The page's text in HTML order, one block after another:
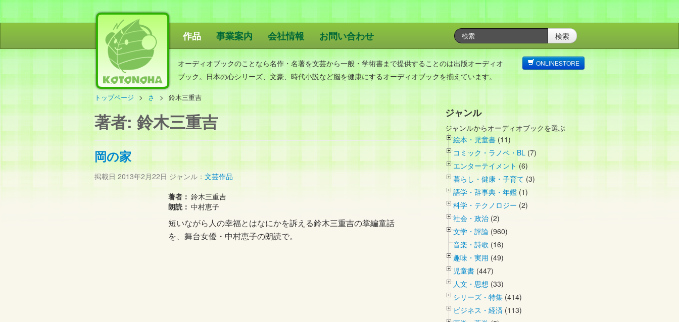
ことのは出版
作品 事業案内 会社情報 お問い合わせ 検索
オーディオブックのことなら名作・名著を文芸から一般・学術書まで提供することのは出版オーディオ
ブック。日本の心シリーズ、文豪、時代小説など脳を健康にするオーディオブックを揃えています。
ONLINESTORE
トップページ さ 鈴木三重吉
著者: 鈴木三重吉
岡の家
掲載日 2013年2月22日 ジャンル： 文芸作品
著者： 鈴木三重吉
朗読： 中村恵子
短いながら人の幸福とはなにかを訴える鈴木三重吉の掌編童話
を、舞台女優・中村恵子の朗読で。
ジャンル
ジャンルからオーディオブックを選ぶ
絵本・児童書 (11)
コミック・ラノベ・BL (7)
エンターテイメント (6)
暮らし・健康・子育て (3)
語学・辞事典・年鑑 (1)
科学・テクノロジー (2)
社会・政治 (2)
文学・評論 (960)
音楽・詩歌 (16)
趣味・実用 (49)
児童書 (447)
人文・思想 (33)
シリーズ・特集 (414)
ビジネス・経済 (113)